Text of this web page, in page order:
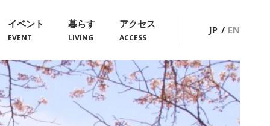
イベント
EVENT
暮らす
LIVING
アクセス
ACCESS
JP EN